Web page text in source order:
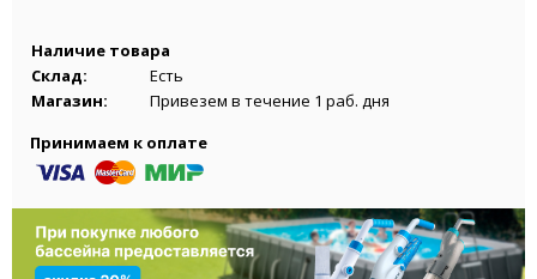
Наличие товара
Склад:
Есть
Магазин:
Привезем в течение 1 раб. дня
Принимаем к оплате